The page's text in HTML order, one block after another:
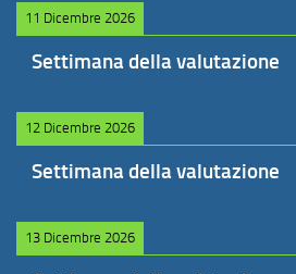
11 Dicembre 2026
Settimana della valutazione
12 Dicembre 2026
Settimana della valutazione
13 Dicembre 2026